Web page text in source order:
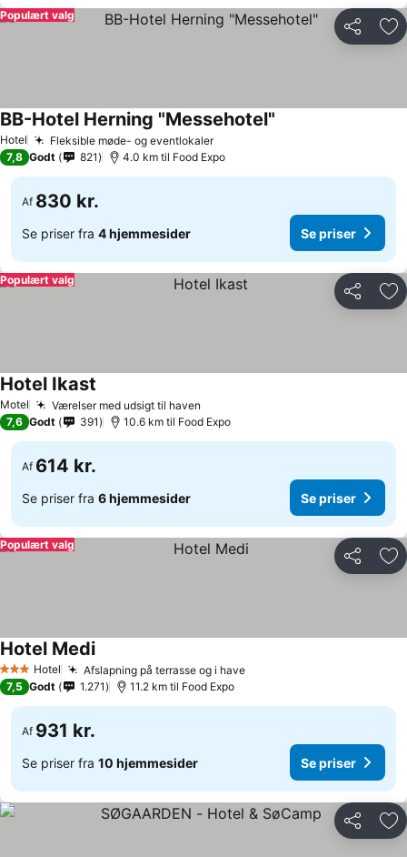
Del
Populært valg
Hotel Fleksible møde- og eventlokaler
BB-Hotel Herning "Messehotel"
7,8 Godt 821 4.0 km til Food Expo
Af 830 kr.
Se priser fra 4 hjemmesider Se priser
Del
Populært valg
Motel Værelser med udsigt til haven
Hotel Ikast
7,6 Godt 391 10.6 km til Food Expo
Af 614 kr.
Se priser fra 6 hjemmesider Se priser
Del
Populært valg
3 StjernerHotel Afslapning på terrasse og i have
Hotel Medi
7,5 Godt 1.271 11.2 km til Food Expo
Af 931 kr.
Se priser fra 10 hjemmesider Se priser
Del